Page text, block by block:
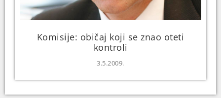
Komisije: običaj koji se znao oteti
kontroli
3.5.2009.